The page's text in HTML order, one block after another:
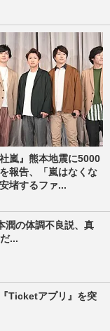
社嵐』熊本地震に5000
報告、「嵐はなくな
堵するファ...
潤の体調不良説、真
...
Ticketアプリ』を突